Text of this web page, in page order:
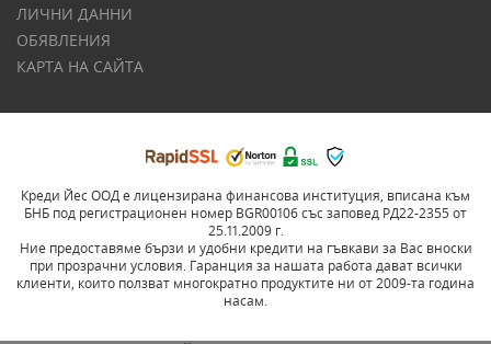
ЛИЧНИ ДАННИ
ОБЯВЛЕНИЯ
КАРТА НА САЙТА
Креди Йес ООД е лицензирана финансова институция, вписана към
БНБ под регистрационен номер BGR00106 със заповед РД22-2355 от
25.11.2009 г.
Ние предоставяме бързи и удобни кредити на гъвкави за Вас вноски
при прозрачни условия. Гаранция за нашата работа дават всички
клиенти, които ползват многократно продуктите ни от 2009-та година
насам.